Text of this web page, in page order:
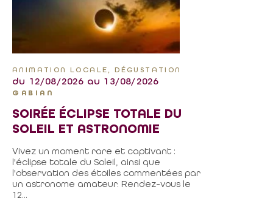
ANIMATION LOCALE, DÉGUSTATION
du 12/08/2026 au 13/08/2026
GABIAN
SOIRÉE ÉCLIPSE TOTALE DU
SOLEIL ET ASTRONOMIE
Vivez un moment rare et captivant :
l'éclipse totale du Soleil, ainsi que
l'observation des étoiles commentées par
un astronome amateur. Rendez-vous le
12...